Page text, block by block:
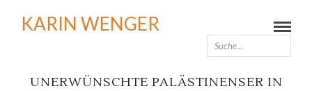
KARIN WENGER
UNERWÜNSCHTE PALÄSTINENSER IN